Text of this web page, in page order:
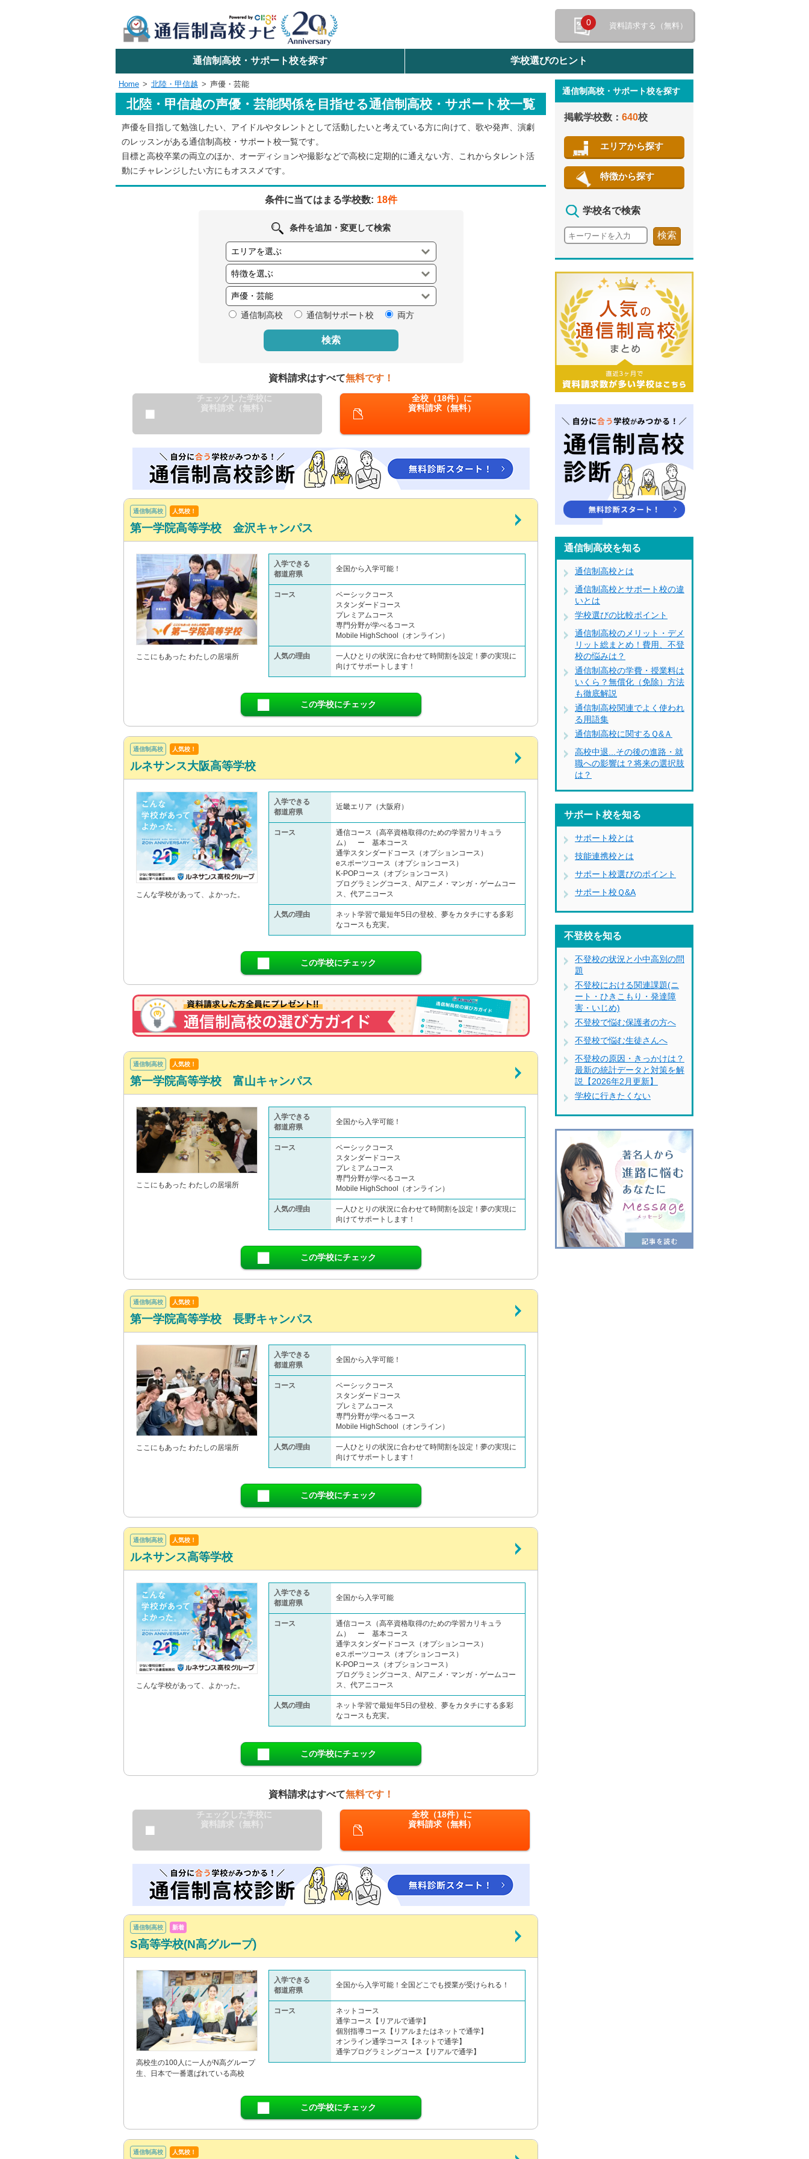
0 資料請求する（無料）
学校名で探す
検索
エリアから探す 特徴から探す
エリアを選択して探す
関東 北海道・東北
東海 北陸・甲信越
九州・沖縄
閉じる
通信制高校・サポート校を探す 学校選びのヒント
Home 北陸・甲信越 声優・芸能
北陸・甲信越の声優・芸能関係を目指せる通信制高校・サポート校一覧
声優を目指して勉強したい、アイドルやタレントとして活動したいと考えている方に向けて、歌や発声、演劇
のレッスンがある通信制高校・サポート校一覧です。
目標と高校卒業の両立のほか、オーディションや撮影などで高校に定期的に通えない方、これからタレント活
動にチャレンジしたい方にもオススメです。
条件に当てはまる学校数: 18件
条件を追加・変更して検索
通信制高校 通信制サポート校 両方
検索
資料請求はすべて無料です！
チェックした学校に
資料請求（無料）
全校（18件）に
資料請求（無料）
通信制高校 人気校！
第一学院高等学校 金沢キャンパス
ここにもあった わたしの居場所
入学できる
都道府県
全国から入学可能！
コース
ベーシックコース
スタンダードコース
プレミアムコース
専門分野が学べるコース
Mobile HighSchool（オンライン）
人気の理由
一人ひとりの状況に合わせて時間割を設定！夢の実現に
向けてサポートします！
この学校にチェック
通信制高校 人気校！
ルネサンス大阪高等学校
こんな学校があって、よかった。
入学できる
都道府県
近畿エリア（大阪府）
コース
通信コース（高卒資格取得のための学習カリキュラ
ム） ー 基本コース
通学スタンダードコース（オプションコース）
eスポーツコース（オプションコース）
K-POPコース（オプションコース）
プログラミングコース、AIアニメ・マンガ・ゲームコー
ス、代アニコース
人気の理由
ネット学習で最短年5日の登校、夢をカタチにする多彩
なコースも充実。
この学校にチェック
通信制高校 人気校！
第一学院高等学校 富山キャンパス
ここにもあった わたしの居場所
入学できる
都道府県
全国から入学可能！
コース
ベーシックコース
スタンダードコース
プレミアムコース
専門分野が学べるコース
Mobile HighSchool（オンライン）
人気の理由
一人ひとりの状況に合わせて時間割を設定！夢の実現に
向けてサポートします！
この学校にチェック
通信制高校 人気校！
第一学院高等学校 長野キャンパス
ここにもあった わたしの居場所
入学できる
都道府県
全国から入学可能！
コース
ベーシックコース
スタンダードコース
プレミアムコース
専門分野が学べるコース
Mobile HighSchool（オンライン）
人気の理由
一人ひとりの状況に合わせて時間割を設定！夢の実現に
向けてサポートします！
この学校にチェック
通信制高校 人気校！
ルネサンス高等学校
こんな学校があって、よかった。
入学できる
都道府県
全国から入学可能
コース
通信コース（高卒資格取得のための学習カリキュラ
ム） ー 基本コース
通学スタンダードコース（オプションコース）
eスポーツコース（オプションコース）
K-POPコース（オプションコース）
プログラミングコース、AIアニメ・マンガ・ゲームコー
ス、代アニコース
人気の理由
ネット学習で最短年5日の登校、夢をカタチにする多彩
なコースも充実。
この学校にチェック
資料請求はすべて無料です！
チェックした学校に
資料請求（無料）
全校（18件）に
資料請求（無料）
通信制高校 新着
S高等学校(N高グループ)
高校生の100人に一人がN高グループ
生、日本で一番選ばれている高校
入学できる
都道府県
全国から入学可能！全国どこでも授業が受けられる！
コース
ネットコース
通学コース【リアルで通学】
個別指導コース【リアルまたはネットで通学】
オンライン通学コース【ネットで通学】
通学プログラミングコース【リアルで通学】
この学校にチェック
通信制高校 人気校！
通信制高校・サポート校を探す
掲載学校数： 640校
エリアから探す
特徴から探す
学校名で検索
通信制高校を知る
通信制高校とは
通信制高校とサポート校の違
いとは
学校選びの比較ポイント
通信制高校のメリット・デメ
リット総まとめ！費用、不登
校の悩みは？
通信制高校の学費・授業料は
いくら？無償化（免除）方法
も徹底解説
通信制高校関連でよく使われ
る用語集
通信制高校に関するＱ&Ａ
高校中退...その後の進路・就
職への影響は？将来の選択肢
は？
サポート校を知る
サポート校とは
技能連携校とは
サポート校選びのポイント
サポート校Ｑ&A
不登校を知る
不登校の状況と小中高別の問
題
不登校における関連課題(ニ
ート・ひきこもり・発達障
害・いじめ)
不登校で悩む保護者の方へ
不登校で悩む生徒さんへ
不登校の原因・きっかけは？
最新の統計データと対策を解
説【2026年2月更新】
学校に行きたくない